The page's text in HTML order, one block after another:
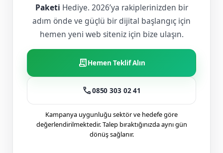
Paketi Hediye. 2026’ya rakiplerinizden bir
adım önde ve güçlü bir dijital başlangıç için
hemen yeni web siteniz için bize ulaşın.
receipt_longHemen Teklif Alın
call0850 303 02 41
Kampanya uygunluğu sektör ve hedefe göre
değerlendirilmektedir. Talep bıraktığınızda aynı gün
dönüş sağlanır.